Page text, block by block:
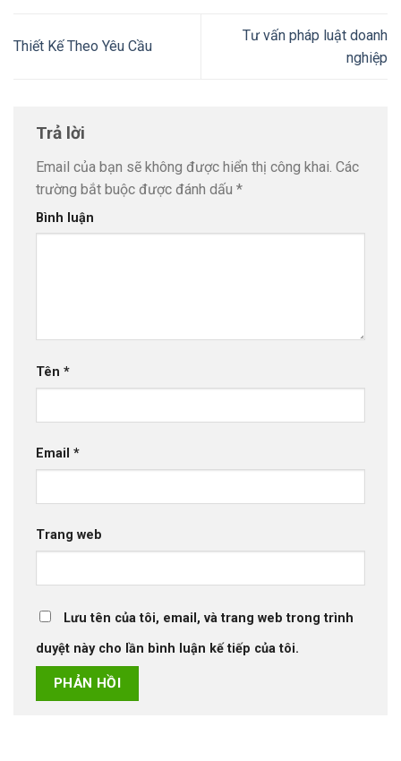
Thiết Kế Theo Yêu Cầu
Tư vấn pháp luật doanh
nghiệp
Trả lời
Email của bạn sẽ không được hiển thị công khai. Các
trường bắt buộc được đánh dấu *
Bình luận
Tên *
Email *
Trang web
Lưu tên của tôi, email, và trang web trong trình
duyệt này cho lần bình luận kế tiếp của tôi.